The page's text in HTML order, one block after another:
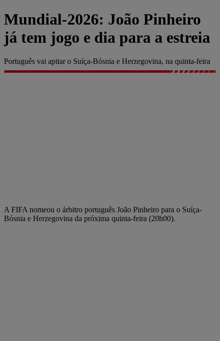
Mundial-2026: João Pinheiro
já tem jogo e dia para a estreia
Português vai apitar o Suíça-Bósnia e Herzegovina, na quinta-feira
A FIFA nomeou o árbitro português João Pinheiro para o Suíça-
Bósnia e Herzegovina da próxima quinta-feira (20h00).